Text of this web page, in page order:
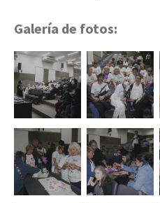
Galería de fotos: